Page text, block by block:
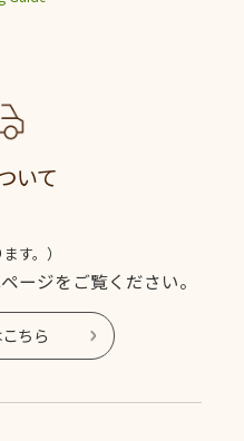
いて
す。）
ージをご覧ください。
ちら